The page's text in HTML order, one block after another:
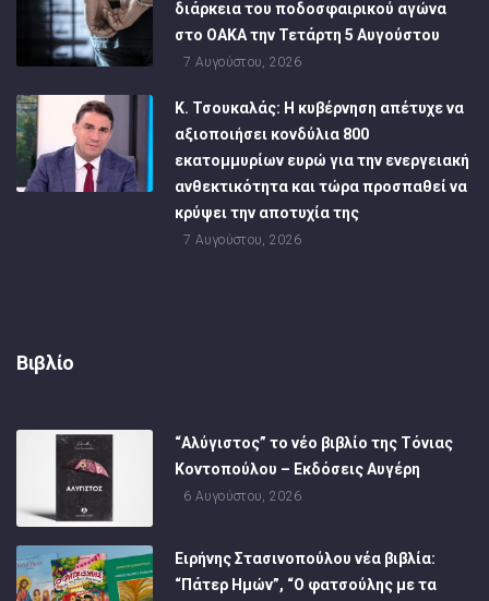
διάρκεια του ποδοσφαιρικού αγώνα
στο ΟΑΚΑ την Τετάρτη 5 Αυγούστου
7 Αυγούστου, 2026
Κ. Τσουκαλάς: Η κυβέρνηση απέτυχε να
αξιοποιήσει κονδύλια 800
εκατομμυρίων ευρώ για την ενεργειακή
ανθεκτικότητα και τώρα προσπαθεί να
κρύψει την αποτυχία της
7 Αυγούστου, 2026
Βιβλίο
“Αλύγιστος” το νέο βιβλίο της Τόνιας
Κοντοπούλου – Εκδόσεις Αυγέρη
6 Αυγούστου, 2026
Ειρήνης Στασινοπούλου νέα βιβλία:
“Πάτερ Ημών”, “Ο φατσούλης με τα